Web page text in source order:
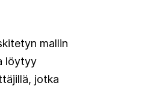
mallin
löytyy
jotka